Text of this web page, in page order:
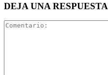
DEJA UNA RESPUESTA